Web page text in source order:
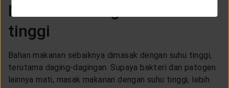
Memasak dengan suhu
tinggi
Bahan makanan sebaiknya dimasak dengan suhu tinggi,
terutama daging-dagingan. Supaya bakteri dan patogen
lainnya mati, masak makanan dengan suhu tinggi, lebih